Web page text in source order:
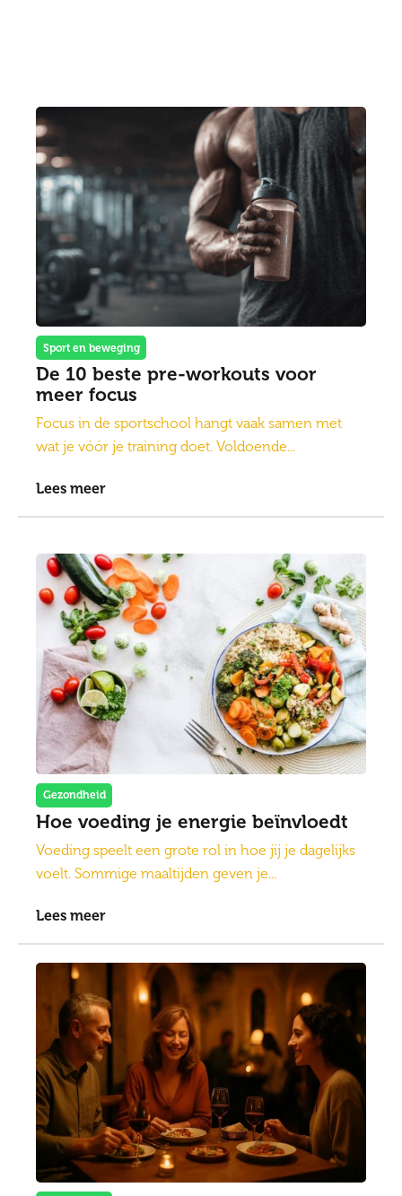
Sport en beweging
De 10 beste pre-workouts voor
meer focus
Focus in de sportschool hangt vaak samen met
wat je vóór je training doet. Voldoende...
Lees meer
Gezondheid
Hoe voeding je energie beïnvloedt
Voeding speelt een grote rol in hoe jij je dagelijks
voelt. Sommige maaltijden geven je...
Lees meer